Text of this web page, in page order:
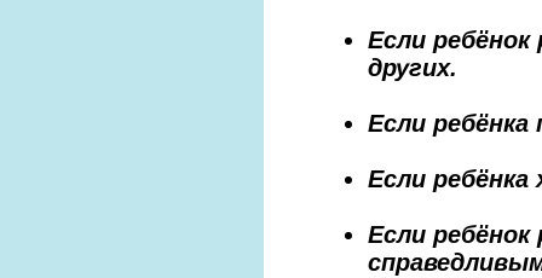
Если
других.
Если
Если
Если